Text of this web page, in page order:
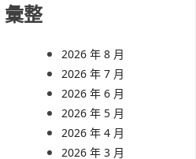
彙整
2026 年 8 月
2026 年 7 月
2026 年 6 月
2026 年 5 月
2026 年 4 月
2026 年 3 月